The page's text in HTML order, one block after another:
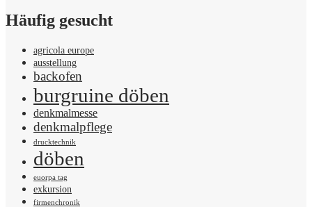
Häufig gesucht
agricola europe
ausstellung
backofen
burgruine döben
denkmalmesse
denkmalpflege
drucktechnik
döben
euorpa tag
exkursion
firmenchronik